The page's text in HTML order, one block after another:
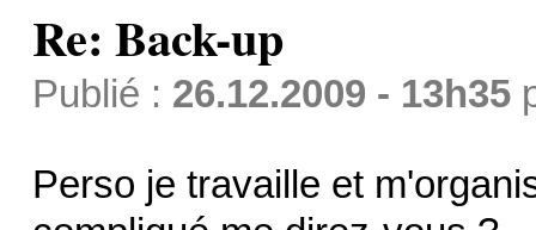
Re: Back-up
Publié : 26.12.2009 - 13h35
Perso je travaille et